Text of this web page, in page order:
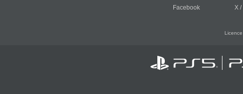
Facebook X /
Licence